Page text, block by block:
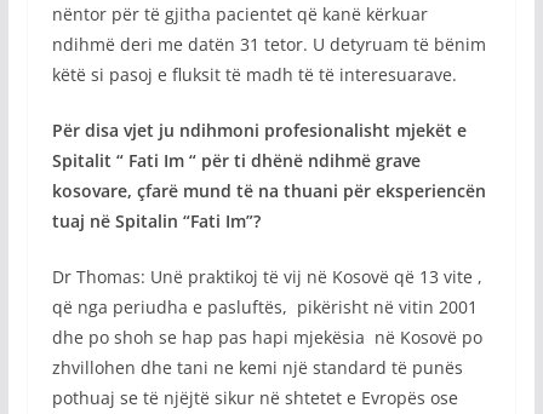
nëntor për të gjitha pacientet që kanë kërkuar
ndihmë deri me datën 31 tetor. U detyruam të bënim
këtë si pasoj e fluksit të madh të të interesuarave.
Për disa vjet ju ndihmoni profesionalisht mjekët e
Spitalit “ Fati Im “ për ti dhënë ndihmë grave
kosovare, çfarë mund të na thuani për eksperiencën
tuaj në Spitalin “Fati Im”?
Dr Thomas: Unë praktikoj të vij në Kosovë që 13 vite ,
që nga periudha e pasluftës, pikërisht në vitin 2001
dhe po shoh se hap pas hapi mjekësia në Kosovë po
zhvillohen dhe tani ne kemi një standard të punës
pothuaj se të njëjtë sikur në shtetet e Evropës ose